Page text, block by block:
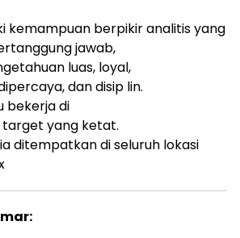
kemampuan berpikir analitis yang
jawab,
luas, loyal,
dan disip lin.
bekerja di
yang ketat.
ditempatkan di seluruh lokasi